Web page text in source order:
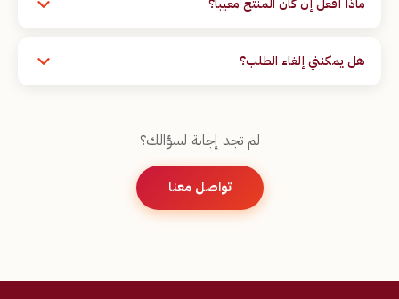
ماذا أفعل إن كان المنتج معيباً؟
خلال 24 ساعة من الاستلام وسنقوم بتبديله أو استرداد مبلغك فوراً.
هل يمكنني إلغاء الطلب؟
لم تجد إجابة لسؤالك؟
تواصل معنا